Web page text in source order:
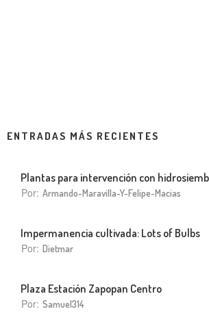
ENTRADAS MÁS RECIENTES
Plantas para intervención con
Por: Armando-Maravilla-Y-Felipe-Macias
Impermanencia cultivada: Lots of Bulbs
Por: Dietmar
Plaza Estación Zapopan Centro
Por: Samuel314